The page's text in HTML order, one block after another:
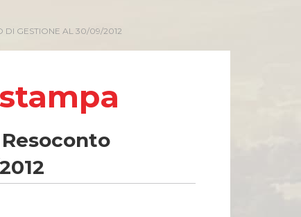
OFFICE
DI GESTIONE AL 30/09/2012